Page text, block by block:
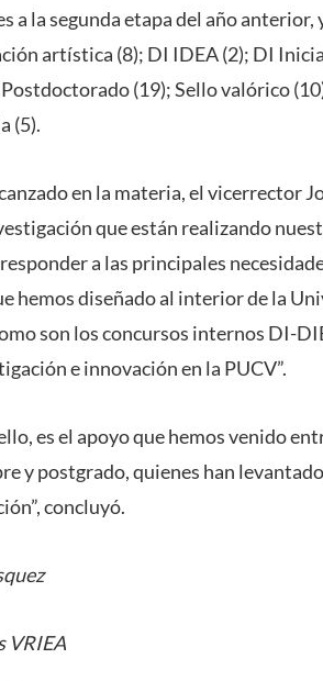
a la segunda etapa del año anterior,
artística (8); DI IDEA (2); DI
(19); Sello valórico
(5).
en la materia, el vicerrector
que están realizando
a las principales
hemos diseñado al interior de la
son los concursos internos DI-
e innovación en la PUCV”.
es el apoyo que hemos venido
y postgrado, quienes han
concluyó.
VRIEA